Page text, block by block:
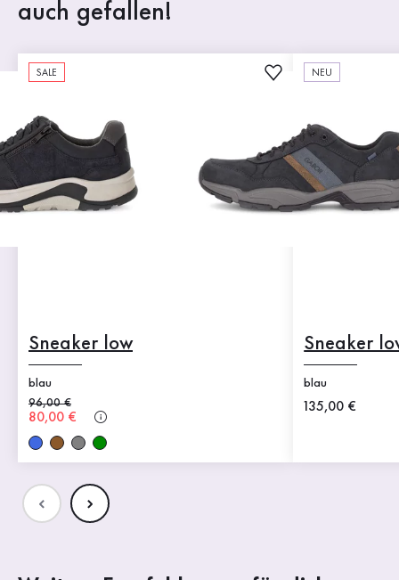
auch gefallen!
SALE
Sneaker low
blau
Alter Preis
96,00 €
Neuer Preis
80,00 €
NEU
Sneaker
blau
Neuer Preis
135,00 €